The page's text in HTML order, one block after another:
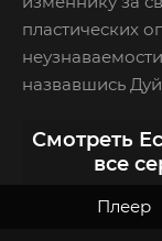
пластических
назвавшись
Смотреть
все
Плеер